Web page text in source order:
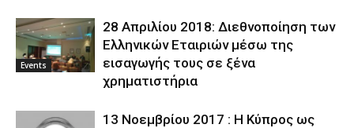
Events
28 Απριλίου 2018: Διεθνοποίηση των
Ελληνικών Εταιριών μέσω της
εισαγωγής τους σε ξένα
χρηματιστήρια
13 Νοεμβρίου 2017 : Η Κύπρος ως